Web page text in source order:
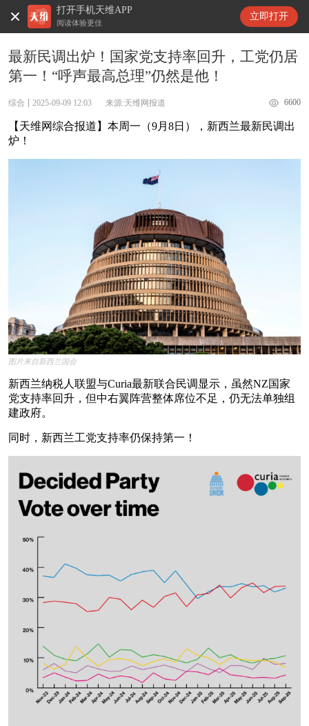
打开手机天维APP
阅读体验更佳
立即打开
天维新闻
最新民调出炉！国家党支持率回升，工党仍居
第一！“呼声最高总理”仍然是他！
综合 2025-09-09 12:03 来源:天维网报道 6600
【天维网综合报道】本周一（9月8日），新西兰最新民调出
炉！
图片来自新西兰国会
新西兰纳税人联盟与Curia最新联合民调显示，虽然NZ国家
党支持率回升，但中右翼阵营整体席位不足，仍无法单独组
建政府。
同时，新西兰工党支持率仍保持第一！